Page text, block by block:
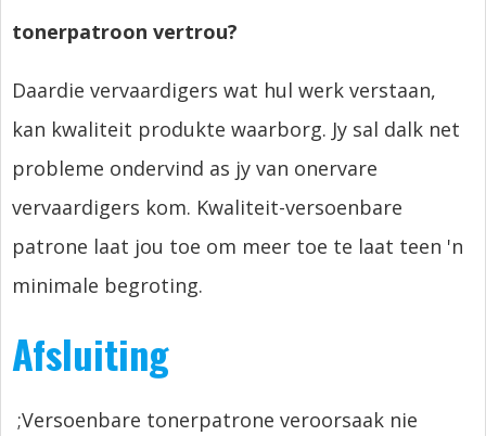
tonerpatroon vertrou?
Daardie vervaardigers wat hul werk verstaan,
kan kwaliteit produkte waarborg. Jy sal dalk net
probleme ondervind as jy van onervare
vervaardigers kom. Kwaliteit-versoenbare
patrone laat jou toe om meer toe te laat teen 'n
minimale begroting.
Afsluiting
;Versoenbare tonerpatrone veroorsaak nie